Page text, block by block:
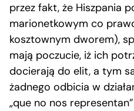
przez fakt, że Hiszpania
marionetkowym co
kosztownym dworem),
mają poczucie, iż ich
docierają do elit, a tym
żadnego odbicia w
„que no nos